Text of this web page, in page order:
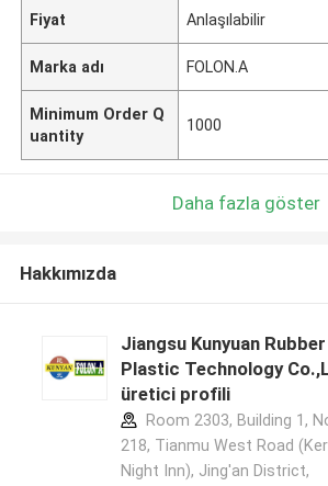
Fiyat Anlaşılabilir
Marka adı FOLON.A
Minimum Order Q
uantity
1000
Daha fazla göster
Hakkımızda
Jiangsu Kunyuan
Plastic Technology
üretici profili
Room 2303, Building 1,
218, Tianmu West Road
Night Inn), Jing'an District,